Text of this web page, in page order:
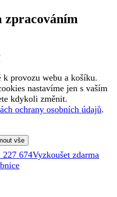
zpracováním
k provozu webu a košíku.
nastavíme jen s vaším
kdykoli změnit.
ochrany osobních údajů.
vše
227 674Vyzkoušet zdarma